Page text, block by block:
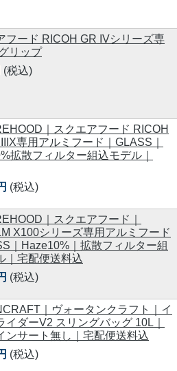
フード RICOH GR IVシリーズ専
リップ
(税込)
｜スクエアフード RICOH
専用アルミフード｜GLASS｜
拡散フィルター組込モデル｜
(税込)
｜スクエアフード｜
X100シリーズ専用アルミフード
｜Haze10%｜拡散フィルター組
｜宅配便送料込
(税込)
｜ヴォータンクラフト｜イ
イダーV2 スリングバッグ 10L｜
ンサート無し｜宅配便送料込
(税込)